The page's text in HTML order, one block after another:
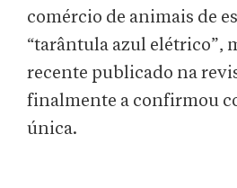
comércio de animais de
“tarântula azul elétrico”,
recente publicado na
finalmente a confirmou
única.